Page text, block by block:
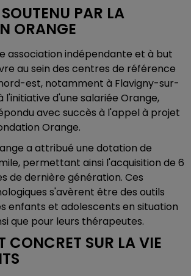
PAR LA
ORANGE
association indépendante et à but
au sein des centres de référence
est, notamment à Flavigny-sur-
l'initiative d'une salariée Orange,
avec succès à l'appel à projet
Orange.
a attribué une dotation de
permettant ainsi l'acquisition de 6
de dernière génération. Ces
s'avèrent être des outils
enfants et adolescents en situation
que pour leurs thérapeutes.
CONCRET SUR LA VIE